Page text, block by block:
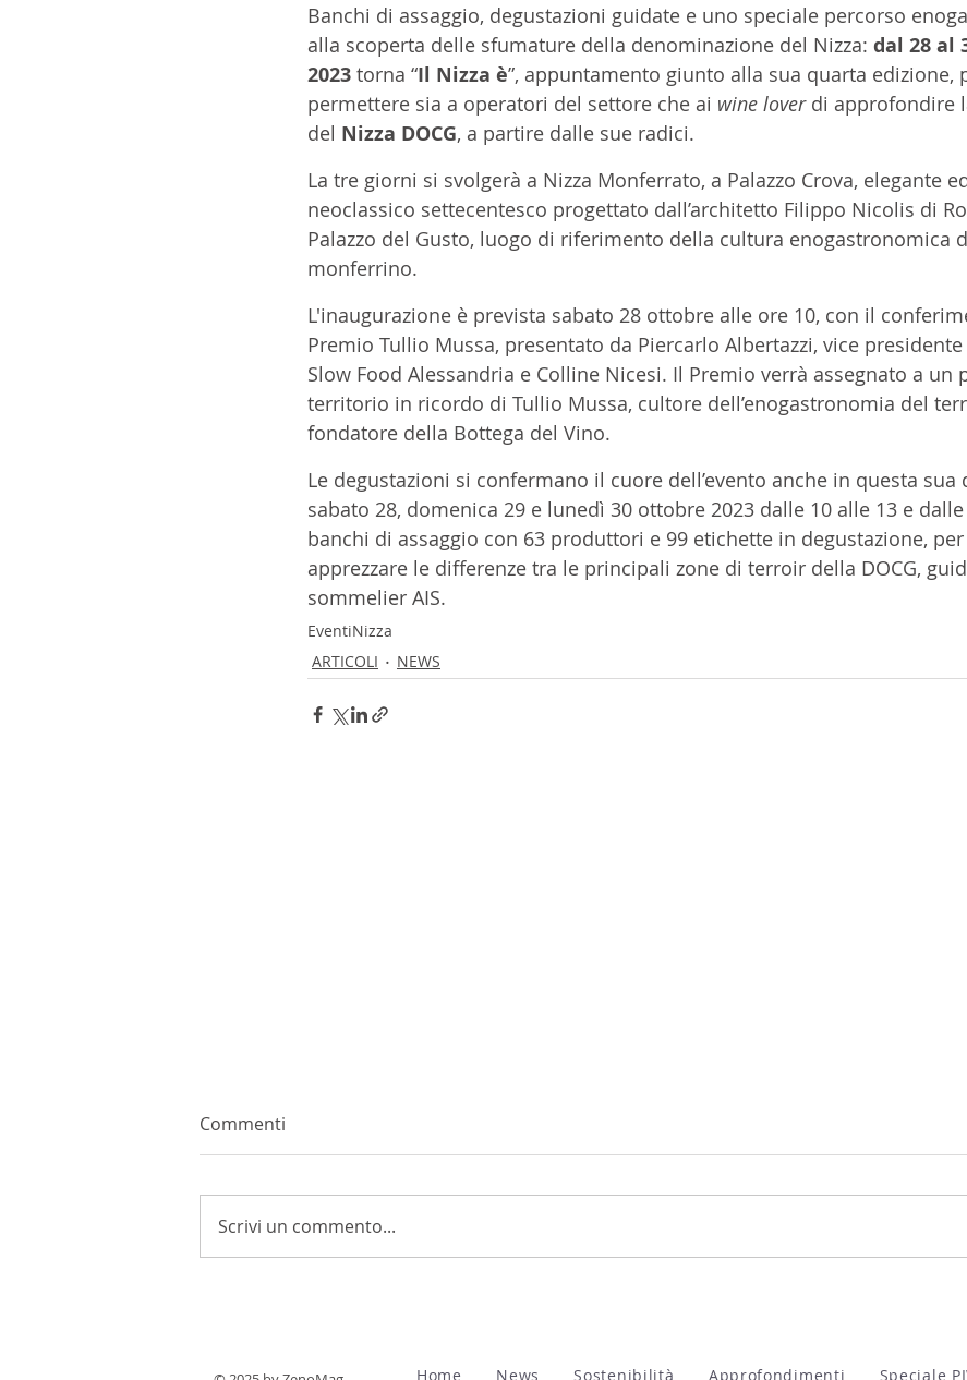
Banchi di assaggio, degustazioni guidate e uno speciale percorso
alla scoperta delle sfumature della denominazione del Nizza: dal 28 al
2023 torna “Il Nizza è”, appuntamento giunto alla sua quarta edizione,
permettere sia a operatori del settore che ai wine lover di approfondire
del Nizza DOCG, a partire dalle sue radici.
La tre giorni si svolgerà a Nizza Monferrato, a Palazzo Crova, elegante
neoclassico settecentesco progettato dall’architetto Filippo Nicolis di
Palazzo del Gusto, luogo di riferimento della cultura enogastronomica
monferrino.
L'inaugurazione è prevista sabato 28 ottobre alle ore 10, con il
Premio Tullio Mussa, presentato da Piercarlo Albertazzi, vice
Slow Food Alessandria e Colline Nicesi. Il Premio verrà assegnato a un
territorio in ricordo di Tullio Mussa, cultore dell’enogastronomia del
fondatore della Bottega del Vino.
Le degustazioni si confermano il cuore dell’evento anche in questa sua
sabato 28, domenica 29 e lunedì 30 ottobre 2023 dalle 10 alle 13 e
banchi di assaggio con 63 produttori e 99 etichette in degustazione,
apprezzare le differenze tra le principali zone di terroir della DOCG,
sommelier AIS.
EventiNizza
ARTICOLI
NEWS
Commenti
Scrivi un commento...
Home News Sostenibilità Approfondimenti Speciale